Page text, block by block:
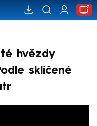
hvězdy
sklíčené